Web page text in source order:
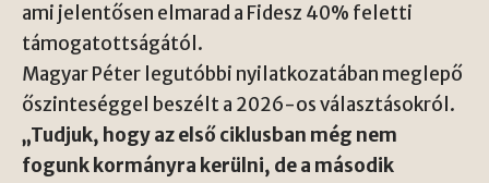
ami jelentősen elmarad a Fidesz 40% feletti
támogatottságától.
Magyar Péter legutóbbi nyilatkozatában meglepő
őszinteséggel beszélt a 2026-os választásokról.
„Tudjuk, hogy az első ciklusban még nem
fogunk kormányra kerülni, de a második